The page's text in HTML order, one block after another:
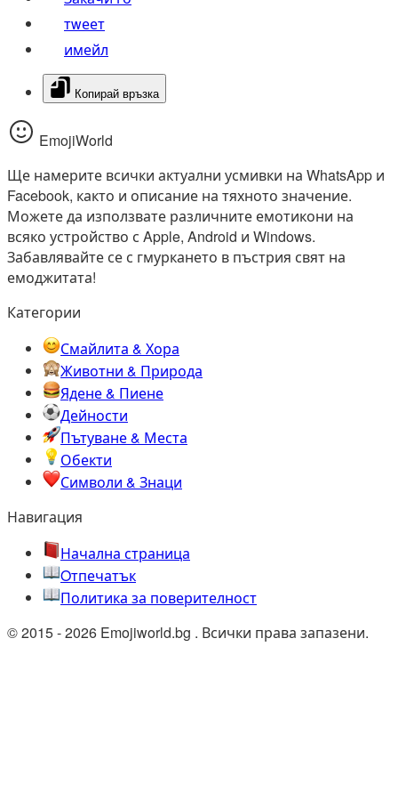
тwеет
имейл
Копирай връзка
EmojiWorld
Ще намерите всички актуални усмивки на WhatsApp и
Facebook, както и описание на тяхното значение.
Можете да използвате различните емотикони на
всяко устройство с Apple, Android и Windows.
Забавлявайте се с гмуркането в пъстрия свят на
емоджитата!
Категории
Смайлита & Хора
Животни & Природа
Ядене & Пиене
Дейности
Пътуване & Места
Обекти
Символи & Знаци
Навигация
Начална страница
Oтпечатък
Политика за поверителност
© 2015 - 2026 Emojiworld.bg . Всички права запазени.